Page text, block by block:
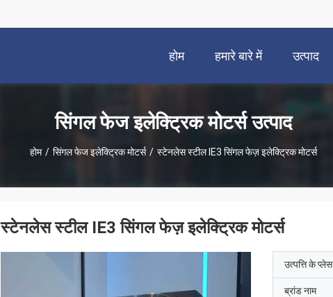
होम हमारे बारे में उत्पाद
सिंगल फेज इलेक्ट्रिक मोटर्स उत्पाद
होम / सिंगल फेज इलेक्ट्रिक मोटर्स / स्टेनलेस स्टील IE3 सिंगल फेज़ इलेक्ट्रिक मोटर्स
स्टेनलेस स्टील IE3 सिंगल फेज़ इलेक्ट्रिक मोटर्स
उत्पत्ति के प्लेस
ब्रांड नाम